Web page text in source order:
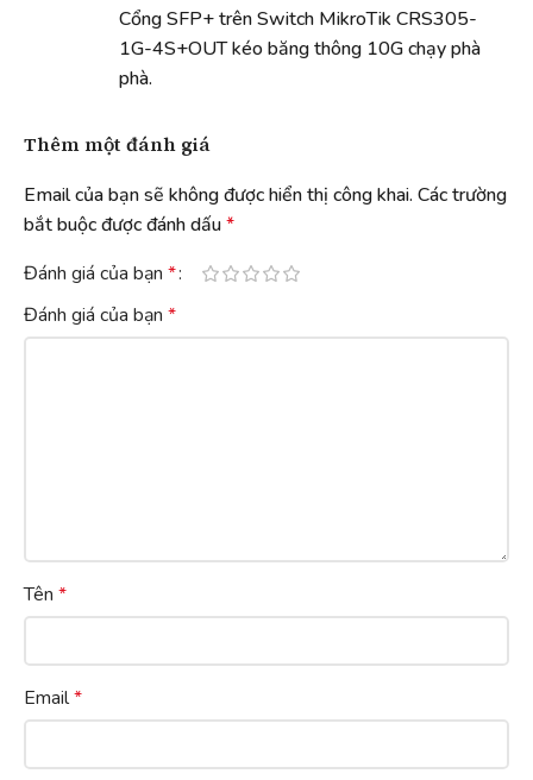
Cổng SFP+ trên Switch MikroTik CRS305-
1G-4S+OUT kéo băng thông 10G chạy phà
phà.
Thêm một đánh giá
Email của bạn sẽ không được hiển thị công khai. Các trường
bắt buộc được đánh dấu*
Đánh giá của bạn *
Đánh giá của bạn *
Tên *
Email*